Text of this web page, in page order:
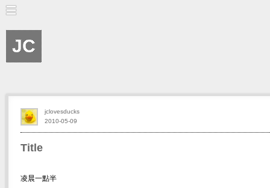
JC
Title
凌晨一點半
2010-05-09
jclovesducks